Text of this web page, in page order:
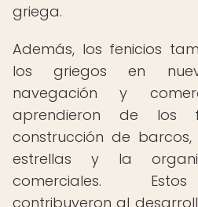
griega.
Además, los fenicios
los griegos en
navegación y
aprendieron de los
construcción de
estrellas y la
comerciales.
contribuyeron al